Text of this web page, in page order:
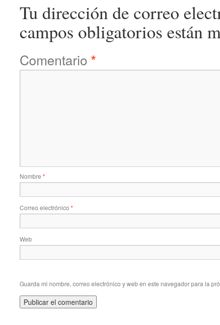
Tu dirección de correo
campos obligatorios están
Comentario *
Nombre *
Correo electrónico *
Web
Guarda mi nombre, correo electrónico y web en este navegador para la